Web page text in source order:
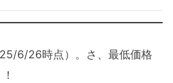
6/26時点）。さ、最低価格